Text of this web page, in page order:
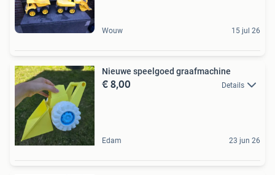
Wouw 15 jul 26
Nieuwe speelgoed graafmachine
€ 8,00 Details
Edam 23 jun 26